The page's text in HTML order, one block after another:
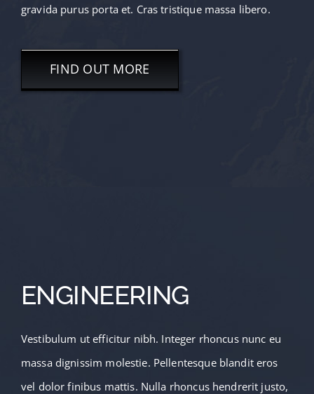
gravida purus porta et. Cras tristique massa libero.
FIND OUT MORE
ENGINEERING
Vestibulum ut efficitur nibh. Integer rhoncus nunc eu
massa dignissim molestie. Pellentesque blandit eros
vel dolor finibus mattis. Nulla rhoncus hendrerit justo,